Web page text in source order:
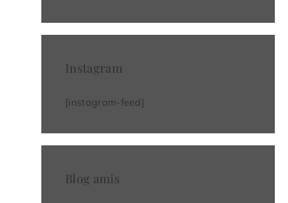
Instagram
[instagram-feed]
Blog amis